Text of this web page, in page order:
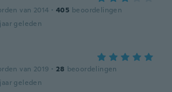
van 2014 · 405 beoordelingen
geleden
van 2019 · 28 beoordelingen
geleden